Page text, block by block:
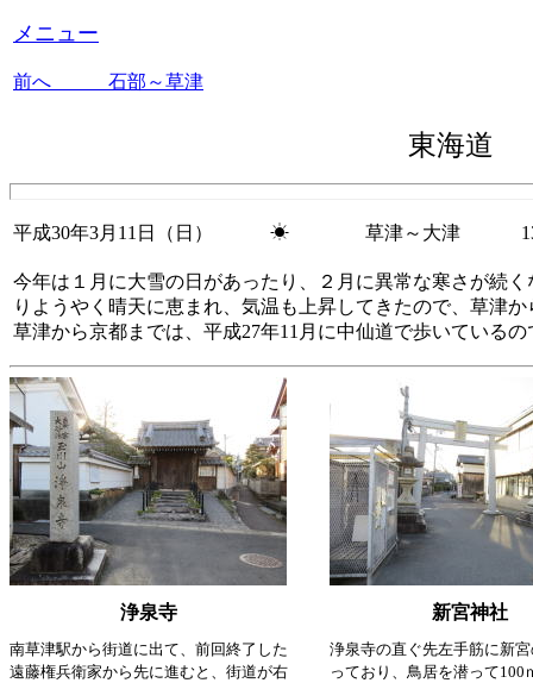
メニュー
前へ 石部～草津
東海道
平成30年3月11日（日） ☀ 草津～大津
今年は１月に大雪の日があったり、２月に異常な寒さが続
りようやく晴天に恵まれ、気温も上昇してきたので、草津
草津から京都までは、平成27年11月に中仙道で歩いている
浄泉寺 新宮神社
南草津駅から街道に出て、前回終了した
遠藤権兵衛家から先に進むと、街道が右
浄泉寺の直ぐ先左手筋に新
っており、鳥居を潜って100